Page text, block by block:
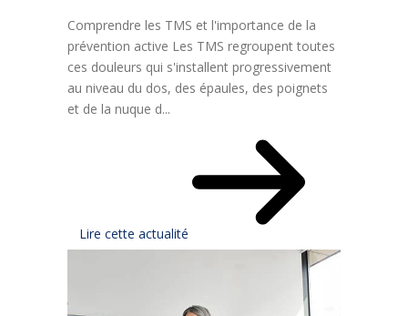
Comprendre les TMS et l'importance de la
prévention active Les TMS regroupent toutes
ces douleurs qui s'installent progressivement
au niveau du dos, des épaules, des poignets
et de la nuque d...
Lire cette actualité